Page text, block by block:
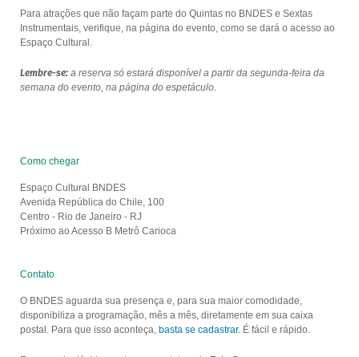
Para atrações que não façam parte do Quintas no BNDES e Sextas
Instrumentais, verifique, na página do evento, como se dará o acesso ao
Espaço Cultural.
Lembre-se:a reserva só estará disponível a partir da segunda-feira da
semana do evento, na página do espetáculo.
Como chegar
Espaço Cultural BNDES
Avenida República do Chile, 100
Centro - Rio de Janeiro - RJ
Próximo ao Acesso B Metrô Carioca
Contato
O BNDES aguarda sua presença e, para sua maior comodidade,
disponibiliza a programação, mês a mês, diretamente em sua caixa
postal. Para que isso aconteça, basta se cadastrar. É fácil e rápido.